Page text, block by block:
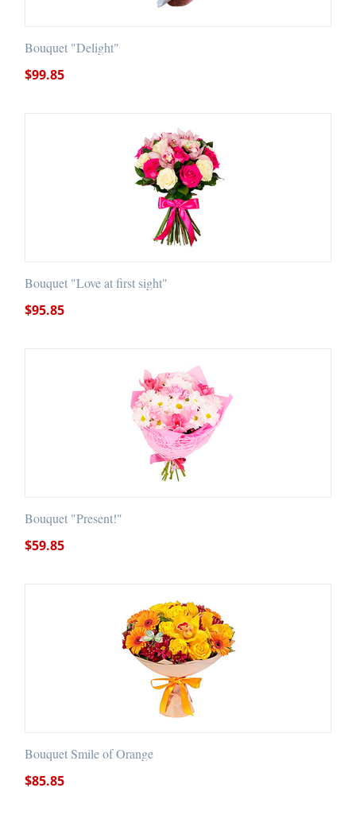
Bouquet "Delight"
$99.85
Bouquet "Love at first sight"
$95.85
Bouquet "Present!"
$59.85
Bouquet Smile of Orange
$85.85